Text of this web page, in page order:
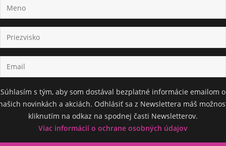
Súhlasím s tým, aby som dostával bezplatné informácie emailom o
novinkách a akciách. Odhlásiť sa z Newslettera máš
kliknutím na odkaz na spodnej časti Newsletterov.
Viac informácií o ochrane osobných údajov